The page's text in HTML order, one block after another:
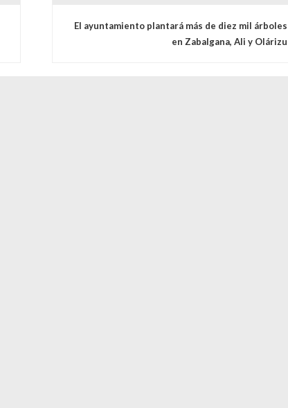
El ayuntamiento plantará más de diez mil árboles
en Zabalgana, Ali y Olárizu